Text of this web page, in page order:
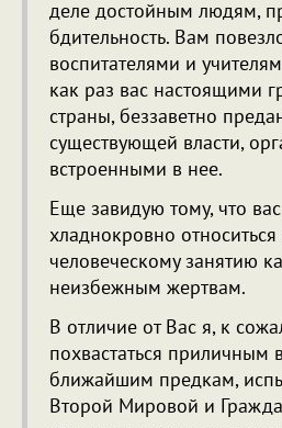
деле достойным людям,
бдительность. Вам
воспитателями и
как раз вас настоящими
страны, беззаветно
существующей власти,
встроенными в нее.
Еще завидую тому, что
хладнокровно относиться
человеческому занятию
неизбежным жертвам.
В отличие от Вас я, к
похвастаться
ближайшим предкам,
Второй Мировой и